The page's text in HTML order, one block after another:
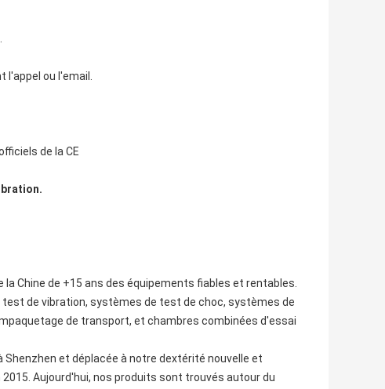
l'appel ou l'email.
de la CE
Chine de +15 ans des équipements fiables et rentables.
de vibration, systèmes de test de choc, systèmes de
de transport, et chambres combinées d'essai
et déplacée à notre dextérité nouvelle et
Aujourd'hui, nos produits sont trouvés autour du